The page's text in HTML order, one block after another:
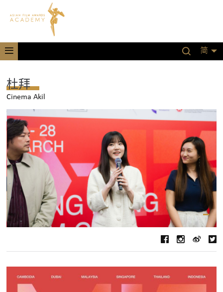
简
杜拜
Cinema Akil